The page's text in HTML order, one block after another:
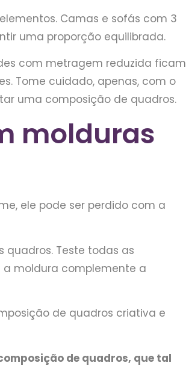
Camas e sofás com 3
uma proporção equilibrada.
com metragem reduzida ficam
Tome cuidado, apenas, com o
uma composição de quadros.
molduras
ele pode ser perdido com a
quadros. Teste todas as
a moldura complemente a
de quadros criativa e
de quadros, que tal